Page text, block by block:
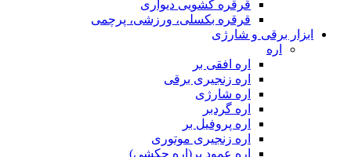
قرقره کشویی دیواری
قرقره بکسلی، ورزشی، پرچمی
ابزار برقی و شارژی
اره
اره افقی بر
اره زنجیری برقی
اره شارژی
اره گردبر
اره پروفیل بر
اره زنجیری موتوری
اره عمود بر(اره چکشی)